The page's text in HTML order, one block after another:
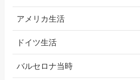
アメリカ生活
ドイツ生活
バルセロナ当時